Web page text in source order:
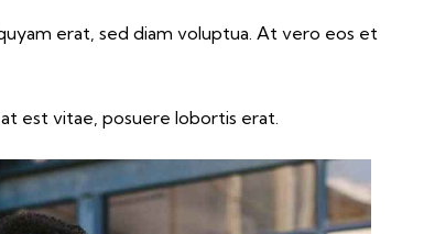
erat, sed diam voluptua. At vero eos et
est vitae, posuere lobortis erat.